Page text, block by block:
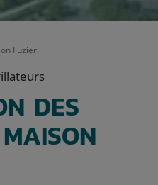
Fuzier
DES